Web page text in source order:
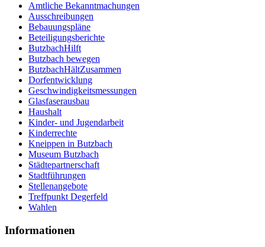
Amtliche Bekanntmachungen
Ausschreibungen
Bebauungspläne
Beteiligungsberichte
ButzbachHilft
Butzbach bewegen
ButzbachHältZusammen
Dorfentwicklung
Geschwindigkeitsmessungen
Glasfaserausbau
Haushalt
Kinder- und Jugendarbeit
Kinderrechte
Kneippen in Butzbach
Museum Butzbach
Städtepartnerschaft
Stadtführungen
Stellenangebote
Treffpunkt Degerfeld
Wahlen
Informationen